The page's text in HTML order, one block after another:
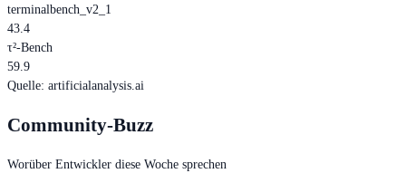
terminalbench_v2_1
43.4
τ²-Bench
59.9
Quelle: artificialanalysis.ai
Community-Buzz
Worüber Entwickler diese Woche sprechen